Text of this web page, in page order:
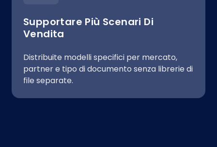
Supportare Più Scenari Di
Vendita
Distribuite modelli specifici per mercato,
partner e tipo di documento senza librerie di
file separate.